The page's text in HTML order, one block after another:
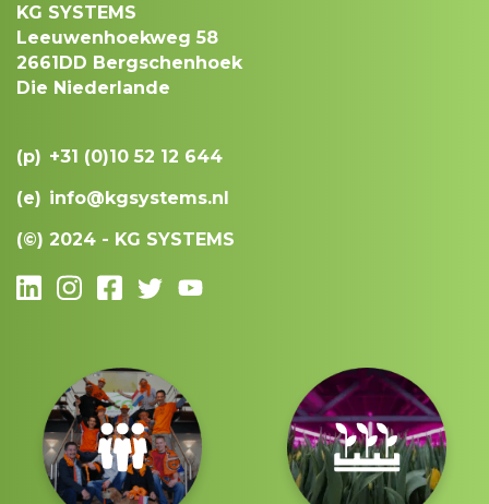
KG SYSTEMS
Leeuwenhoekweg 58
2661DD Bergschenhoek
Die Niederlande
(p) +31 (0)10 52 12 644
(e) info@kgsystems.nl
(©) 2024 - KG SYSTEMS